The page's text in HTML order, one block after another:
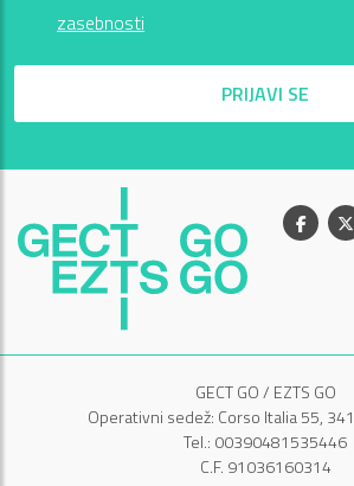
zasebnosti
PRIJAVI SE
GECT GO / EZTS GO
Operativni sedež: Corso Italia 55,
Tel.: 00390481535446
C.F. 91036160314